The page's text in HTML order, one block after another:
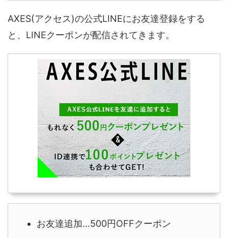
AXES(アクセス)の公式LINEにお友達登録をする
と、LINEクーポンが配信されてきます。
お友達追加…500円OFFクーポン